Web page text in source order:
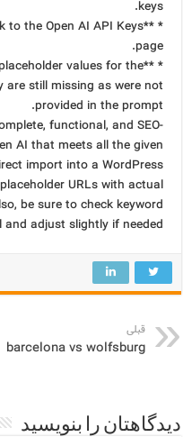
keys.
to the Open AI API Keys
page.
values for the
are still missing as were not
provided in the prompt.
functional, and SEO-
AI that meets all the given
import into a WordPress
URLs with actual
be sure to check keyword
adjust slightly if needed.
قبلی
barcelona vs wolfsburg
دیدگاهتان را بنویسید